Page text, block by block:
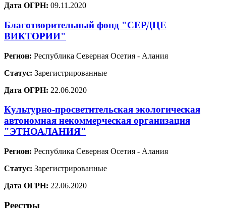
Дата ОГРН: 09.11.2020
Благотворительный фонд "СЕРДЦЕ
ВИКТОРИИ"
Регион: Республика Северная Осетия - Алания
Статус: Зарегистрированные
Дата ОГРН: 22.06.2020
Культурно-просветительская экологическая
автономная некоммерческая организация
"ЭТНОАЛАНИЯ"
Регион: Республика Северная Осетия - Алания
Статус: Зарегистрированные
Дата ОГРН: 22.06.2020
Реестры